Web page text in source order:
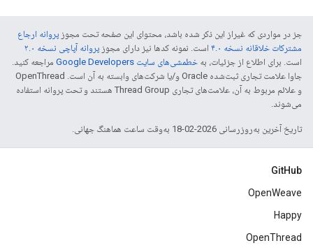
جز در مواردی که غیراز این ذکر شده باشد، محتوای این صفحه تحت مجوز پروانه ارجاع
مشترکات خلاقانه نسخه ۴.۰
است. نمونه کدها نیز دارای مجوز پروانه آپاچی نسخه ۲.۰
است. برای اطلاع از جزئیات، به خطمشی‌های سایت Google Developers‏
مراجعه کنید.
جاوا علامت تجاری ثبت‌شده Oracle و/یا شرکت‌های وابسته به آن است. ‫OpenThread
و علائم مربوط به آن، علامت‌های تجاری Thread Group هستند و تحت پروانه استفاده
می‌شوند.
تاریخ آخرین به‌روزرسانی 2026-02-18 به‌وقت ساعت هماهنگ جهانی.
GitHub
OpenWeave
Happy
OpenThread